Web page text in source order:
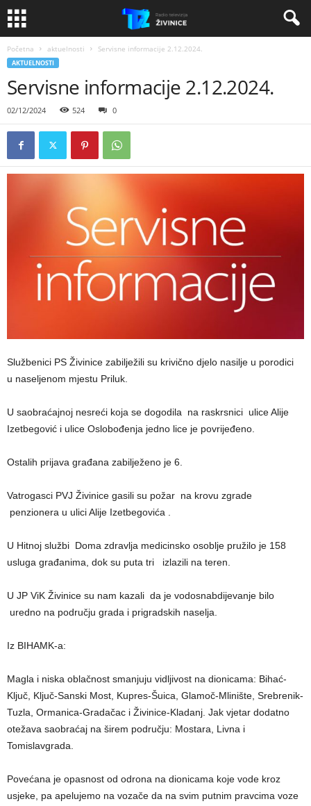
Početna aktuelnosti Servisne informacije 2.12.2024.
AKTUELNOSTI
Servisne informacije 2.12.2024.
02/12/2024 524 0
Službenici PS Živinice zabilježili su krivično djelo nasilje u porodici
u naseljenom mjestu Priluk.
U saobraćajnoj nesreći koja se dogodila na raskrsnici ulice Alije
Izetbegović i ulice Oslobođenja jedno lice je povrijeđeno.
Ostalih prijava građana zabilježeno je 6.
Vatrogasci PVJ Živinice gasili su požar na krovu zgrade
penzionera u ulici Alije Izetbegovića .
U Hitnoj službi Doma zdravlja medicinsko osoblje pružilo je 158
usluga građanima, dok su puta tri izlazili na teren.
U JP ViK Živinice su nam kazali da je vodosnabdijevanje bilo
uredno na području grada i prigradskih naselja.
Iz BIHAMK-a:
Magla i niska oblačnost smanjuju vidljivost na dionicama: Bihać-
Ključ, Ključ-Sanski Most, Kupres-Šuica, Glamoč-Mlinište, Srebrenik-
Tuzla, Ormanica-Gradačac i Živinice-Kladanj. Jak vjetar dodatno
otežava saobraćaj na širem području: Mostara, Livna i
Tomislavgrada.
Povećana je opasnost od odrona na dionicama koje vode kroz
usjeke, pa apelujemo na vozače da na svim putnim pravcima voze